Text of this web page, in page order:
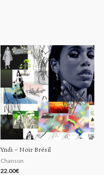
Yndi – Noir Brésil
Chanson
22.00€